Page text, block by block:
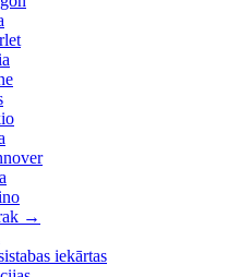
→
iekārtas